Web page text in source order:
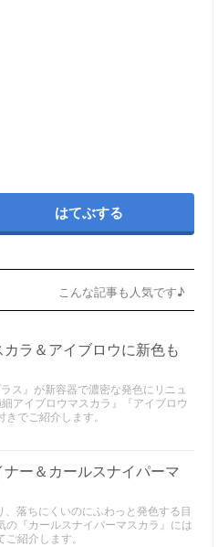
はてぶする
こんな記事も人気です♪
ラ＆アイブロウに新色も
ス』が新容器で濃密な発色にリニュ
アイブロウマスカラ』『アイブロウ
でご紹介します。
ー＆カールスナイパーマ
落ちにくいのにふわっと発色する目
『カールスナイパーマスカラ』には
紹介します。